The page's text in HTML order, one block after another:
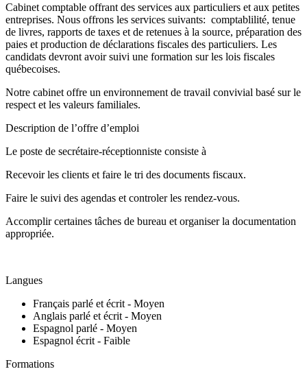
Cabinet comptable offrant des services aux particuliers et aux petites
entreprises. Nous offrons les services suivants: comptablilité, tenue
de livres, rapports de taxes et de retenues à la source, préparation des
paies et production de déclarations fiscales des particuliers. Les
candidats devront avoir suivi une formation sur les lois fiscales
québecoises.
Notre cabinet offre un environnement de travail convivial basé sur le
respect et les valeurs familiales.
Description de l’offre d’emploi
Le poste de secrétaire-réceptionniste consiste à
Recevoir les clients et faire le tri des documents fiscaux.
Faire le suivi des agendas et controler les rendez-vous.
Accomplir certaines tâches de bureau et organiser la documentation
appropriée.
Langues
Français parlé et écrit - Moyen
Anglais parlé et écrit - Moyen
Espagnol parlé - Moyen
Espagnol écrit - Faible
Formations